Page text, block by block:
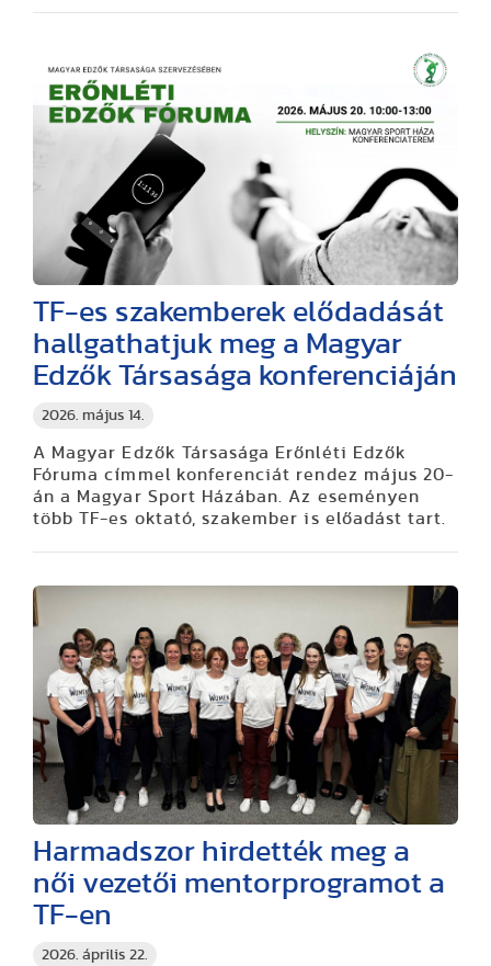
2026. május 14.
TF-es szakemberek elődadását
hallgathatjuk meg a Magyar
Edzők Társasága konferenciáján
A Magyar Edzők Társasága Erőnléti Edzők
Fóruma címmel konferenciát rendez május 20-
án a Magyar Sport Házában. Az eseményen
több TF-es oktató, szakember is előadást tart.
2026. április 22.
Harmadszor hirdették meg a
női vezetői mentorprogramot a
TF-en